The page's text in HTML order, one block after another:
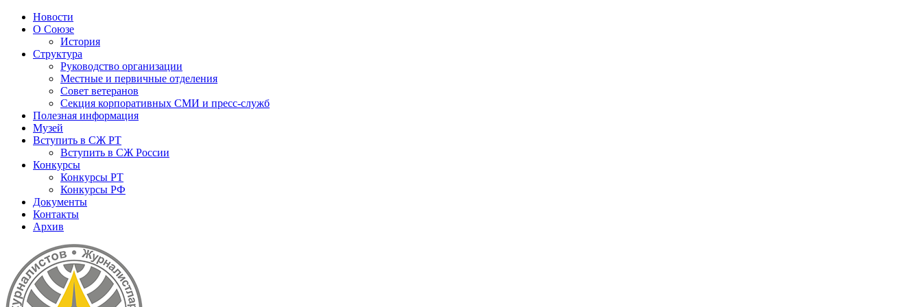
Новости
О Союзе
История
Структура
Руководство организации
Местные и первичные отделения
Совет ветеранов
Секция корпоративных СМИ и пресс-служб
Полезная информация
Музей
Вступить в СЖ РТ
Вступить в СЖ России
Конкурсы
Конкурсы РТ
Конкурсы РФ
Документы
Контакты
Архив